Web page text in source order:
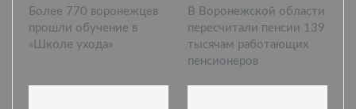
Более 770 воронежцев
прошли обучение в
«Школе ухода»
В Воронежской области
пересчитали пенсии 139
тысячам работающих
пенсионеров